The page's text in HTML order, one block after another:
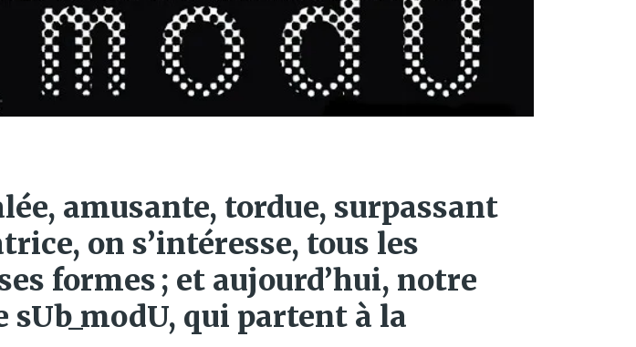
amusante, tordue, surpassant
on s’intéresse, tous les
formes ; et aujourd’hui, notre
qui partent à la